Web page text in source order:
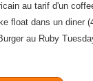
au tarif d'un
float dans un diner
au Ruby